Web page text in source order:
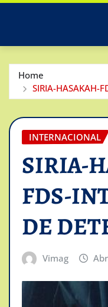
Home
SIRIA-HASAKAH-
INTERNACIONAL
SIRIA-
FDS-
DE
Vimag